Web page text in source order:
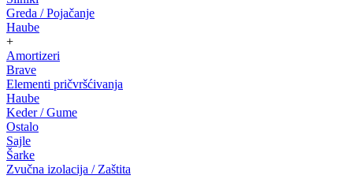
Greda / Pojačanje
Haube
+
Amortizeri
Brave
Elementi pričvršćivanja
Haube
Keder / Gume
Ostalo
Sajle
Šarke
Zvučna izolacija / Zaštita